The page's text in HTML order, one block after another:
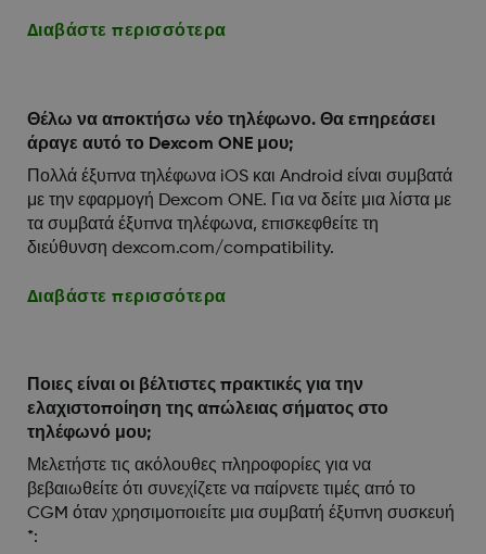
Διαβάστε περισσότερα
Θέλω να αποκτήσω νέο τηλέφωνο. Θα επηρεάσει
άραγε αυτό το Dexcom ONE μου;
Πολλά έξυπνα τηλέφωνα iOS και Android είναι συμβατά
με την εφαρμογή Dexcom ONE. Για να δείτε μια λίστα με
τα συμβατά έξυπνα τηλέφωνα, επισκεφθείτε τη
διεύθυνση dexcom.com/compatibility.
Διαβάστε περισσότερα
Ποιες είναι οι βέλτιστες πρακτικές για την
ελαχιστοποίηση της απώλειας σήματος στο
τηλέφωνό μου;
Μελετήστε τις ακόλουθες πληροφορίες για να
βεβαιωθείτε ότι συνεχίζετε να παίρνετε τιμές από το
CGM όταν χρησιμοποιείτε μια συμβατή έξυπνη συσκευή
*: